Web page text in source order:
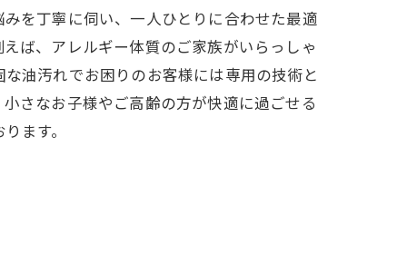
を丁寧に伺い、一人ひとりに合わせた最適
ば、アレルギー体質のご家族がいらっしゃ
油汚れでお困りのお客様には専用の技術と
さなお子様やご高齢の方が快適に過ごせる
ます。